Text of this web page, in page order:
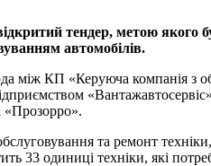
тендер, метою якого
автомобілів.
між КП «Керуюча компанія з
«Прозорро».
та ремонт
33 одиниці техніки, які